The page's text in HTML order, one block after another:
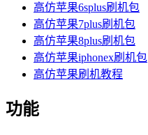
高仿苹果6splus刷机包
高仿苹果7plus刷机包
高仿苹果8plus刷机包
高仿苹果iphonex刷机包
高仿苹果刷机教程
功能